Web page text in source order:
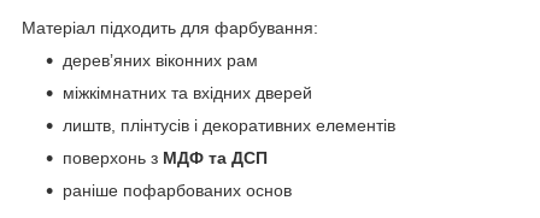
Матеріал підходить для фарбування:
деревʼяних віконних рам
міжкімнатних та вхідних дверей
лиштв, плінтусів і декоративних елементів
поверхонь з МДФ та ДСП
раніше пофарбованих основ